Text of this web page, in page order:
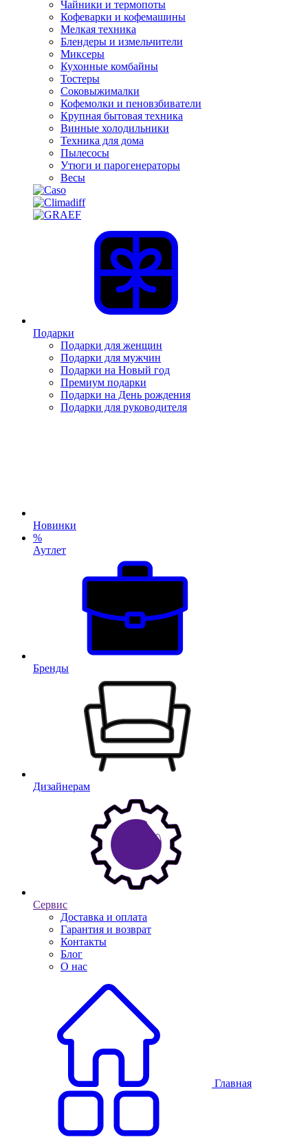
Чайники и термопоты
Кофеварки и кофемашины
Мелкая техника
Блендеры и измельчители
Миксеры
Кухонные комбайны
Тостеры
Соковыжималки
Кофемолки и пеновзбиватели
Крупная бытовая техника
Винные холодильники
Техника для дома
Пылесосы
Утюги и парогенераторы
Весы
Подарки
Подарки для женщин
Подарки для мужчин
Подарки на Новый год
Премиум подарки
Подарки на День рождения
Подарки для руководителя
Новинки
%
Аутлет
Бренды
Дизайнерам
Сервис
Доставка и оплата
Гарантия и возврат
Контакты
Блог
О нас
Главная